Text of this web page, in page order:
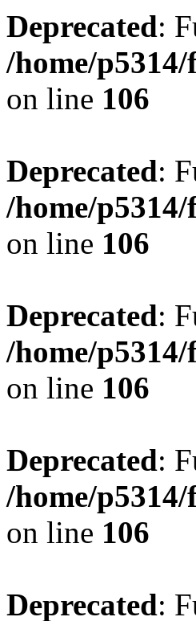
Deprecated:
/home/
on line 106
Deprecated:
/home/
on line 106
Deprecated:
/home/
on line 106
Deprecated:
/home/
on line 106
Deprecated: